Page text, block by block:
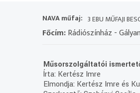
NAVA műfaj: 3 EBU MŰFAJI
Főcím:Rádiószínház -
Műsorszolgáltatói
Írta: Kertész Imre
Elmondja: Kertész Imre és